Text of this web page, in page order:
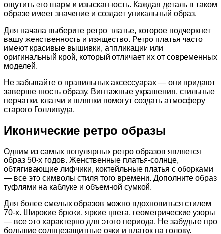
ощутить его шарм и изысканность. Каждая деталь в таком
образе имеет значение и создает уникальный образ.
Для начала выберите ретро платье, которое подчеркнет
вашу женственность и изящество. Ретро платья часто
имеют красивые вышивки, аппликации или
оригинальный крой, который отличает их от современных
моделей.
Не забывайте о правильных аксессуарах — они придают
завершенность образу. Винтажные украшения, стильные
перчатки, клатчи и шляпки помогут создать атмосферу
старого Голливуда.
Иконические ретро образы
Одним из самых популярных ретро образов является
образ 50-х годов. Женственные платья-солнце,
обтягивающие лифчики, коктейльные платья с оборками
— все это символы стиля того времени. Дополните образ
туфлями на каблуке и объемной сумкой.
Для более смелых образов можно вдохновиться стилем
70-х. Широкие брюки, яркие цвета, геометрические узоры
— все это характерно для этого периода. Не забудьте про
большие солнцезащитные очки и платок на голову.